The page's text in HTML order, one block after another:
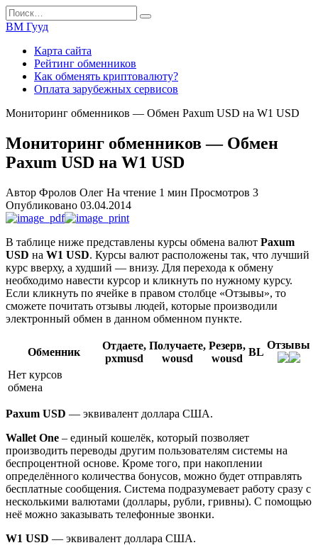
Перейти
к
содержанию
Search
for:
ВМ Гууд
Карта сайта
Рейтинг обменников
Как обменять криптовалюту?
Оплата зарубежных сервисов
Мониторинг обменников — Обмен Paxum USD на W1 USD
Мониторинг обменников — Обмен
Paxum USD на W1 USD
Автор Фролов Олег На чтение 1 мин Просмотров 3
Опубликовано 03.04.2014
В таблице ниже представлены курсы обмена валют Paxum
USD на W1 USD. Курсы валют расположены так, что лучший
курс вверху, а худший — внизу. Для перехода к обмену
необходимо навести курсор и кликнуть по нужному курсу.
Если кликнуть по ячейке в правом столбце «Отзывы», то
сможете почитать отзывы людей, которые производили
электронный обмен в данном обменном пункте.
Обменник
Отдаете,
pxmusd
Получаете,
wousd
Резерв,
wousd
BL
Отзывы
Нет курсов
обмена
Paxum USD — эквивалент доллара США.
Wallet One – единый кошелёк, который позволяет
производить переводы другим пользователям системы на
беспроцентной основе. Кроме того, при накоплении
определённого количества бонусов, можно будет отправлять
бесплатные сообщения. Система подразумевает работу сразу с
несколькими валютами (доллары, рубли, гривны). С помощью
неё можно заказывать телефонные звонки.
W1 USD — эквивалент доллара США.